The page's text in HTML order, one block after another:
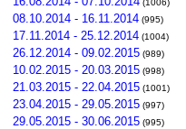
(1006)
08.10.2014 - 16.11.2014 (995)
17.11.2014 - 25.12.2014 (1004)
26.12.2014 - 09.02.2015 (989)
10.02.2015 - 20.03.2015 (998)
21.03.2015 - 22.04.2015 (1001)
23.04.2015 - 29.05.2015 (997)
29.05.2015 - 30.06.2015 (995)